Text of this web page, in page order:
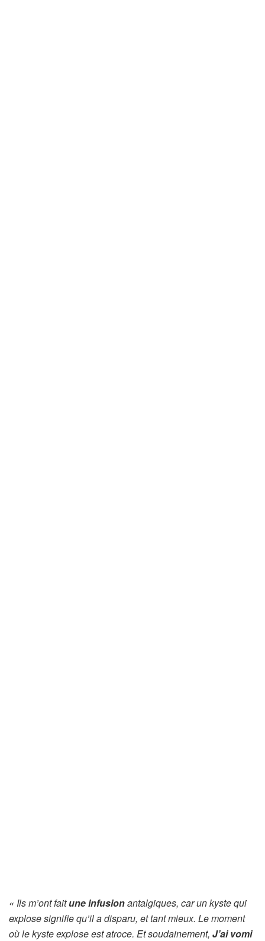
« Ils m’ont faitune infusionantalgiques, car un kyste qui
explose signifie qu’il a disparu, et tant mieux. Le moment
où le kyste explose est atroce. Et soudainement, J’ai vomi